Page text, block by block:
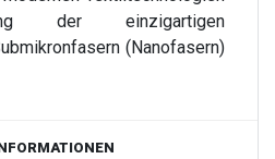
der einzigartigen
(Nanofasern)